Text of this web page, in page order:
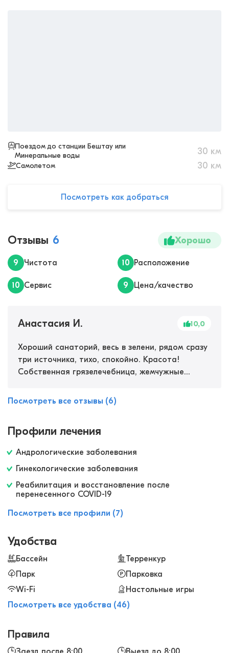
Поездом до станции Бештау или
Минеральные воды
30 км
Самолетом 30 км
Посмотреть как добраться
Отзывы 6 Хорошо
9 Чистота 10 Расположение
10 Сервис 9 Цена/качество
Анастасия И. 10,0
Хороший санаторий, весь в зелени, рядом сразу
три источника, тихо, спокойно. Красота!
Собственная грязелечебница, жемчужные
хорошо. Лечение хорошее, улучшения очень
Посмотреть все отзывы (6)
Профили лечения
Андрологические заболевания
Гинекологические заболевания
Реабилитация и восстановление после
перенесенного COVID-19
Посмотреть все профили (7)
Удобства
Бассейн
Терренкур
Парк
Парковка
Wi-Fi
Настольные игры
Посмотреть все удобства (46)
Правила